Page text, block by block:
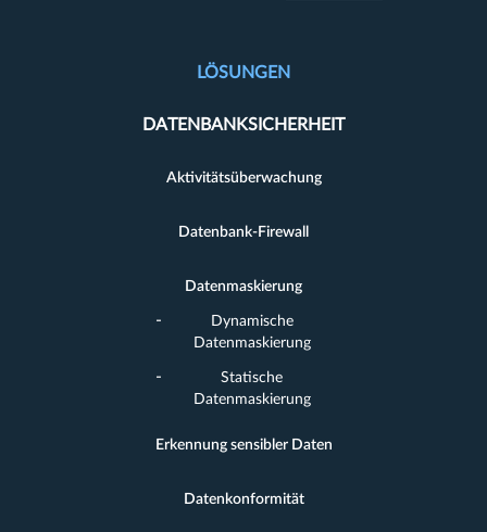
LÖSUNGEN
DATENBANKSICHERHEIT
Aktivitätsüberwachung
Datenbank-Firewall
Datenmaskierung
Dynamische
Datenmaskierung
Statische
Datenmaskierung
Erkennung sensibler Daten
Datenkonformität